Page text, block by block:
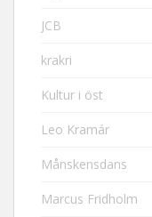
JCB
krakri
Kultur i öst
Leo Kramár
Månskensdans
Marcus Fridholm